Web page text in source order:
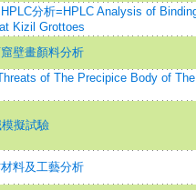
分析=HPLC Analysis of
Kizil Grottoes
壁畫顏料分析
of The Precipice Body of
擬試驗
料及工藝分析